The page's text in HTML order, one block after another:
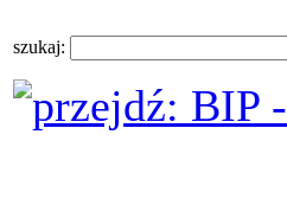
szukaj: